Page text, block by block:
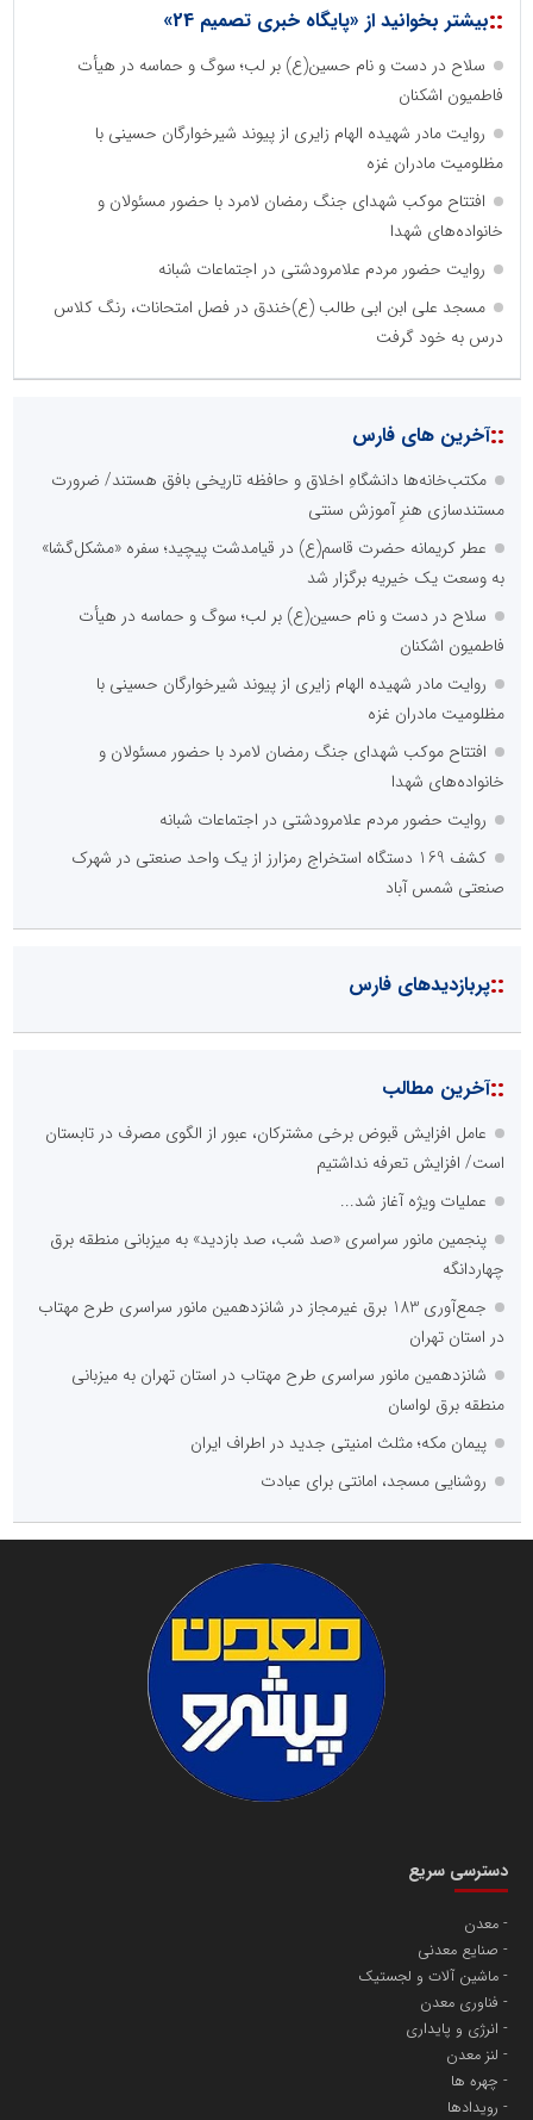
::بیشتر بخوانید از «پایگاه خبری تصمیم 24»
سلاح در دست و نام حسین(ع) بر لب؛ سوگ و حماسه در هیأت
فاطمیون اشکنان
روایت مادر شهیده الهام زایری از پیوند شیرخوارگان حسینی با
مظلومیت مادران غزه
افتتاح موکب شهدای جنگ رمضان لامرد با حضور مسئولان و
خانواده‌های شهدا
روایت حضور مردم علامرودشتی در اجتماعات شبانه
مسجد علی ابن ابی طالب (ع)خندق در فصل امتحانات، رنگ کلاس
درس به خود گرفت
::آخرین های فارس
مکتب‌خانه‌ها دانشگاهِ اخلاق و حافظه تاریخی بافق هستند/ ضرورت
مستندسازی هنرِ آموزش سنتی
عطر کریمانه حضرت قاسم(ع) در قیامدشت پیچید؛ سفره «مشکل‌گشا»
به وسعت یک خیریه برگزار شد
سلاح در دست و نام حسین(ع) بر لب؛ سوگ و حماسه در هیأت
فاطمیون اشکنان
روایت مادر شهیده الهام زایری از پیوند شیرخوارگان حسینی با
مظلومیت مادران غزه
افتتاح موکب شهدای جنگ رمضان لامرد با حضور مسئولان و
خانواده‌های شهدا
روایت حضور مردم علامرودشتی در اجتماعات شبانه
کشف 169 دستگاه استخراج رمزارز از یک واحد صنعتی در شهرک
صنعتی شمس آباد
::پربازدیدهای فارس
::آخرین مطالب
عامل افزایش قبوض برخی مشترکان، عبور از الگوی مصرف در تابستان
است/ افزایش تعرفه نداشتیم
عملیات ویژه آغاز شد...
پنجمین مانور سراسری «صد شب، صد بازدید» به میزبانی منطقه برق
چهاردانگه
جمع‌آوری 183 برق غیرمجاز در شانزدهمین مانور سراسری طرح مهتاب
در استان تهران
شانزدهمین مانور سراسری طرح مهتاب در استان تهران به میزبانی
منطقه برق لواسان
پیمان مکه؛ مثلث امنیتی جدید در اطراف ایران
روشنایی مسجد، امانتی برای عبادت
دسترسی سریع
معدن
صنایع معدنی
ماشین آلات و لجستیک
فناوری معدن
انرژی و پایداری
لنز معدن
چهره ها
رویدادها